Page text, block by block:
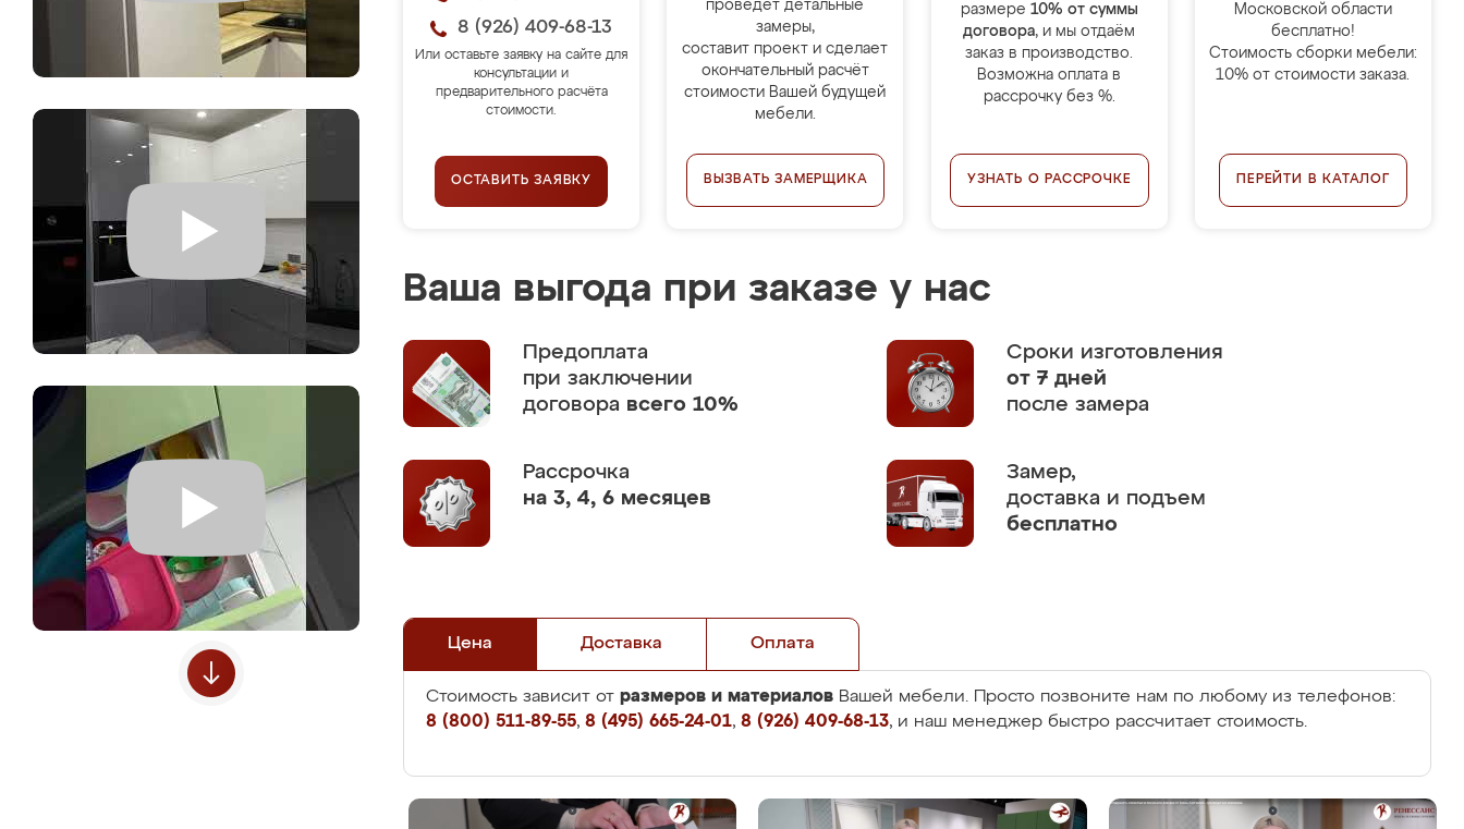
8 (926) 409-68-13
Или оставьте заявку на сайте для
консультации и
предварительного расчёта
стоимости.
ОСТАВИТЬ ЗАЯВКУ
проведёт детальные
замеры,
составит проект и сделает
окончательный расчёт
стоимости Вашей будущей
мебели.
ВЫЗВАТЬ ЗАМЕРЩИКА
размере 10% от суммы
договора, и мы отдаём
заказ в производство.
Возможна оплата в
рассрочку без %.
УЗНАТЬ О РАССРОЧКЕ
Московской области
бесплатно!
Стоимость сборки мебели:
10% от стоимости заказа.
ПЕРЕЙТИ В КАТАЛОГ
Ваша выгода при заказе у нас
Предоплата
при заключении
договора всего 10%
Сроки изготовления
от 7 дней
после замера
Рассрочка
на 3, 4, 6 месяцев
Замер,
доставка и подъем
бесплатно
Цена Доставка Оплата
Стоимость зависит от размеров и материалов Вашей мебели. Просто позвоните нам по любому из телефонов:
8 (800) 511-89-55, 8 (495) 665-24-01, 8 (926) 409-68-13, и наш менеджер быстро рассчитает стоимость.